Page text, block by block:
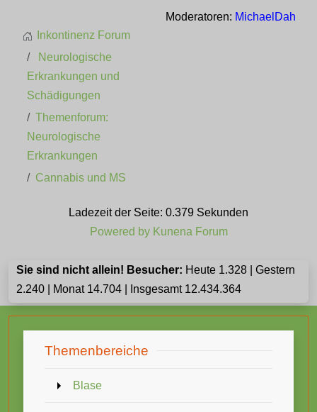
Moderatoren: MichaelDah
Inkontinenz Forum
Neurologische
Erkrankungen und
Schädigungen
Themenforum:
Neurologische
Erkrankungen
Cannabis und MS
Ladezeit der Seite: 0.379 Sekunden
Powered by Kunena Forum
Sie sind nicht allein! Besucher: Heute 1.328 | Gestern
2.240 | Monat 14.704 | Insgesamt 12.434.364
Themenbereiche
Blase